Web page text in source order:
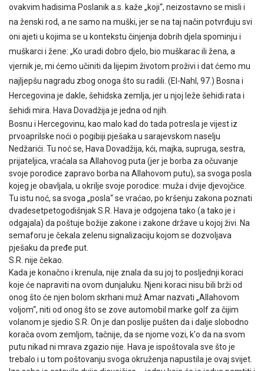
ovakvim hadisima Poslanik a.s. kaže „koji“, neizostavno se misli i
na ženski rod, a ne samo na muški, jer se na taj način potvrđuju svi
oni ajeti u kojima se u kontekstu činjenja dobrih djela spominju i
muškarci i žene: „Ko uradi dobro djelo, bio muškarac ili žena, a
vjernik je, mi ćemo učiniti da lijepim životom proživi i dat ćemo mu
najljepšu nagradu zbog onoga što su radili. (El-Nahl, 97.) Bosna i
Hercegovina je dakle, šehidska zemlja, jer u njoj leže šehidi rata i
šehidi mira. Hava Dovadžija je jedna od njih.
Bosnu i Hercegovinu, kao malo kad do tada potresla je vijest iz
prvoaprilske noći o pogibiji pješaka u sarajevskom naselju
Nedžarići. Tu noć se, Hava Dovadžija, kći, majka, supruga, sestra,
prijateljica, vraćala sa Allahovog puta (jer je borba za očuvanje
svoje porodice zapravo borba na Allahovom putu), sa svoga posla
kojeg je obavljala, u okrilje svoje porodice: muža i dvije djevojčice.
Tu istu noć, sa svoga „posla“ se vraćao, po kršenju zakona poznati
dvadesetpetogodišnjak S.R. Hava je odgojena tako (a tako je i
odgajala) da poštuje božije zakone i zakone države u kojoj živi. Na
semaforu je čekala zelenu signalizaciju kojom se dozvoljava
pješaku da pređe put.
S.R. nije čekao.
Kada je konačno i krenula, nije znala da su joj to posljednji koraci
koje će napraviti na ovom dunjaluku. Njeni koraci nisu bili brži od
onog što će njen bolom skrhani muž Amar nazvati „Allahovom
voljom“, niti od onog što se zove automobil marke golf za čijim
volanom je sjedio S.R. On je dan poslije pušten da i dalje slobodno
korača ovom zemljom, tačnije, da se njome vozi, k'o da na svom
putu nikad ni mrava zgazio nije. Hava je ispoštovala sve što je
trebalo i u tom poštovanju svoga okruženja napustila je ovaj svijet.